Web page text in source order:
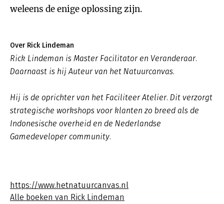
weleens de enige oplossing zijn.
Over Rick Lindeman
Rick Lindeman is Master Facilitator en Veranderaar.
Daarnaast is hij Auteur van het Natuurcanvas.
Hij is de oprichter van het Faciliteer Atelier. Dit verzorgt
strategische workshops voor klanten zo breed als de
Indonesische overheid en de Nederlandse
Gamedeveloper community.
https://www.hetnatuurcanvas.nl
Alle boeken van Rick Lindeman